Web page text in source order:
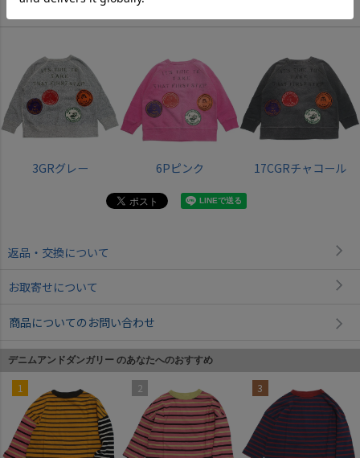
3GRグレー 6Pピンク 17CGRチャコール
返品・交換について
お取寄せについて
商品についてのお問い合わせ
デニムアンドダンガリー のあなたへのおすすめ
1 2 3